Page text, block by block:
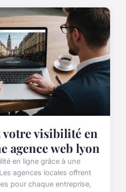
visibilité en
agence web lyon
en ligne grâce à une
agences locales offrent
pour chaque entreprise,